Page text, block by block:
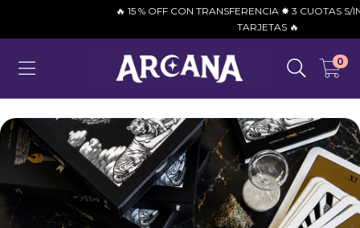
🔥 15 % OFF CON TRANSFERENCIA ✸ 3 CUOTAS S/
TARJETAS 🔥
0